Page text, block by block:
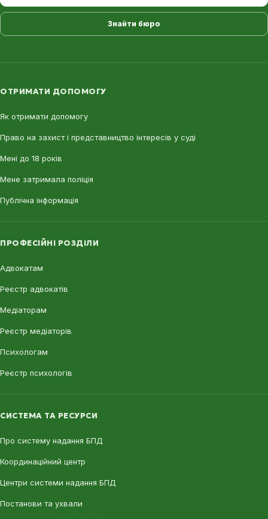
Знайти бюро
ОТРИМАТИ ДОПОМОГУ
Як отримати допомогу
Право на захист і представництво інтересів у суді
Мені до 18 років
Мене затримала поліція
Публічна інформація
ПРОФЕСІЙНІ РОЗДІЛИ
Адвокатам
Реєстр адвокатів
Медіаторам
Реєстр медіаторів
Психологам
Реєстр психологів
СИСТЕМА ТА РЕСУРСИ
Про систему надання БПД
Координаційний центр
Центри системи надання БПД
Постанови та ухвали